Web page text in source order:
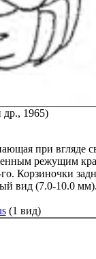
1965)
при вгляде
режущим
Корзиночки
вид (7.0-10.0
(1 вид)